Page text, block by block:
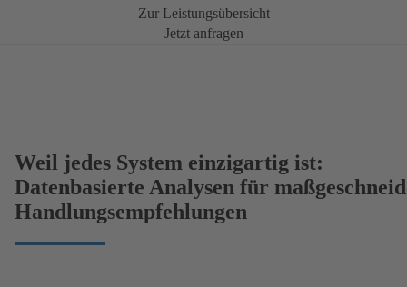
Zur Leistungsübersicht
Jetzt anfragen
Weil jedes System einzigartig ist:
Datenbasierte Analysen für
Handlungsempfehlungen